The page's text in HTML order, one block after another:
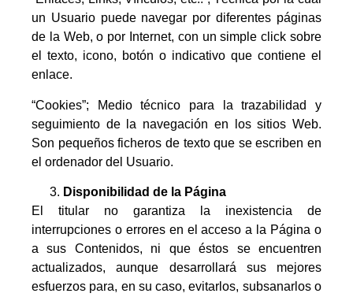
un Usuario puede navegar por diferentes páginas
de la Web, o por Internet, con un simple click sobre
el texto, icono, botón o indicativo que contiene el
enlace.
“Cookies”; Medio técnico para la trazabilidad y
seguimiento de la navegación en los sitios Web.
Son pequeños ficheros de texto que se escriben en
el ordenador del Usuario.
Disponibilidad de la Página
El titular no garantiza la inexistencia de
interrupciones o errores en el acceso a la Página o
a sus Contenidos, ni que éstos se encuentren
actualizados, aunque desarrollará sus mejores
esfuerzos para, en su caso, evitarlos, subsanarlos o